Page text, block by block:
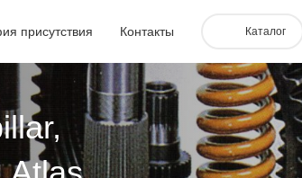
присутствия Контакты Каталог